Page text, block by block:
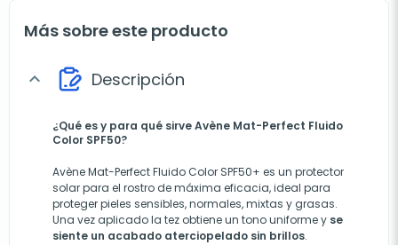
Más sobre este producto
expand_more Descripción
¿Qué es y para qué sirve Avène Mat-Perfect Fluido
Color SPF50?
Avène Mat-Perfect Fluido Color SPF50+ es un protector
solar para el rostro de máxima eficacia, ideal para
proteger pieles sensibles, normales, mixtas y grasas.
Una vez aplicado la tez obtiene un tono uniforme y se
siente un acabado aterciopelado sin brillos.